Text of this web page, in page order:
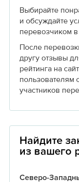
Выбирайте
и обсуждайте
перевозчиком
После
другу отзывы
рейтинга на
пользователям
участников
Найдите
из вашего
Северо-